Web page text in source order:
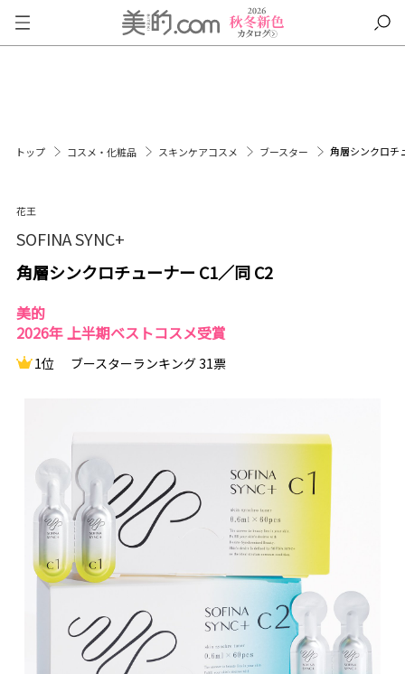
トップ コスメ・化粧品 スキンケアコスメ ブースター 角層シンクロチ
花王
SOFINA SYNC+
角層シンクロチューナー C1／同 C2
美的
2026年 上半期ベストコスメ受賞
1位 ブースターランキング 31票